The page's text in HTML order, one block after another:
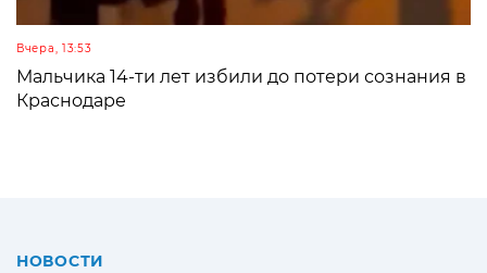
Вчера, 13:53
Мальчика 14-ти лет избили до потери сознания в
Краснодаре
НОВОСТИ